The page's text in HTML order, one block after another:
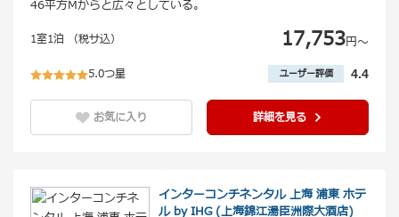
46平方Mからと広々としている。
17,753円〜
1室1泊 （税サ込）
5.0つ星 ユーザー評価 4.4
お気に入り 詳細を見る
インターコンチネンタル 上海 浦東 ホテ
ル by IHG (上海錦江湯臣洲際大酒店)